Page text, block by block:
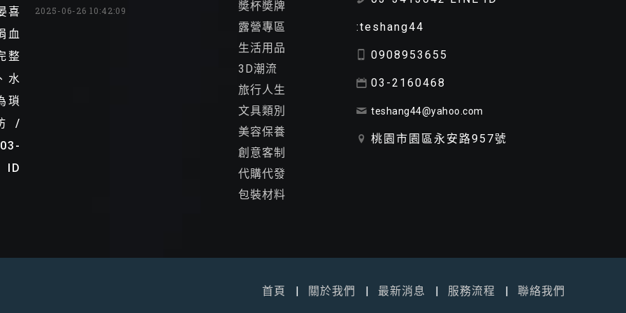
喜
血
整
水
瑣
/
ID
2025-06-26 10:42:09
奬杯奬牌
露營專區
生活用品
3D潮流
旅行人生
文具類別
美容保養
創意客制
代購代發
包裝材料
:teshang44
0908953655
03-2160468
teshang44@yahoo.com
桃園市園區永安路957號
首頁 關於我們 最新消息 服務流程 聯絡我們